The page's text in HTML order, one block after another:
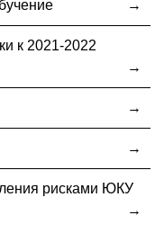
к 2021-2022
рисками ЮКУ